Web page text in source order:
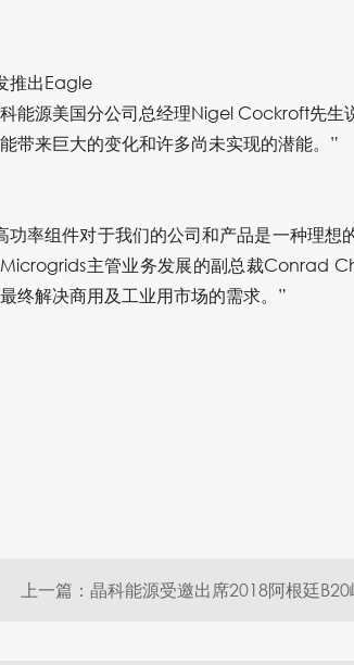
推出Eagle
能源美国分公司总经理Nigel Cockroft先生
带来巨大的变化和许多尚未实现的潜能。”
功率组件对于我们的公司和产品是一种理
主管业务发展的副总裁Conrad
终解决商用及工业用市场的需求。”
上一篇：晶科能源受邀出席2018阿根廷